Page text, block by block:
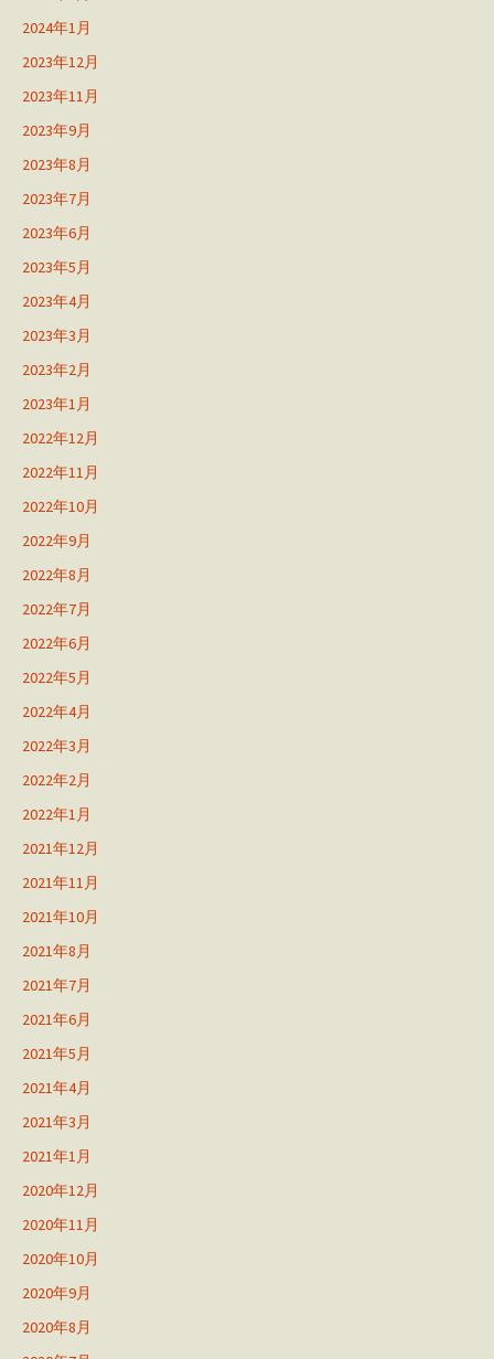
2024年1月
2023年12月
2023年11月
2023年9月
2023年8月
2023年7月
2023年6月
2023年5月
2023年4月
2023年3月
2023年2月
2023年1月
2022年12月
2022年11月
2022年10月
2022年9月
2022年8月
2022年7月
2022年6月
2022年5月
2022年4月
2022年3月
2022年2月
2022年1月
2021年12月
2021年11月
2021年10月
2021年8月
2021年7月
2021年6月
2021年5月
2021年4月
2021年3月
2021年1月
2020年12月
2020年11月
2020年10月
2020年9月
2020年8月